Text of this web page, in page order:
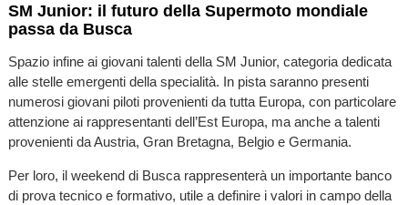
SM Junior: il futuro della Supermoto mondiale
passa da Busca
Spazio infine ai giovani talenti della SM Junior, categoria dedicata
alle stelle emergenti della specialità. In pista saranno presenti
numerosi giovani piloti provenienti da tutta Europa, con particolare
attenzione ai rappresentanti dell’Est Europa, ma anche a talenti
provenienti da Austria, Gran Bretagna, Belgio e Germania.
Per loro, il weekend di Busca rappresenterà un importante banco
di prova tecnico e formativo, utile a definire i valori in campo della